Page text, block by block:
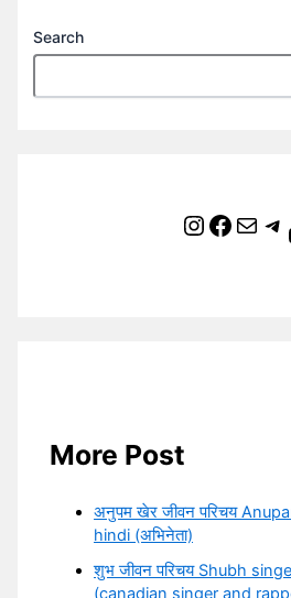
Search
Instagram Facebook Mail Telegram
More Post
अनुपम खेर जीवन परिचय
hindi (अभिनेता)
शुभ जीवन परिचय Shubh
(canadian singer and